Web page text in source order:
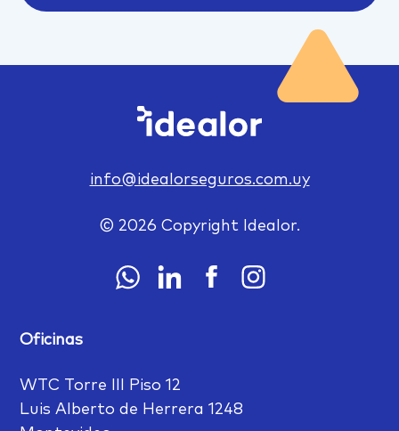
info@idealorseguros.com.uy
© 2026 Copyright Idealor.
Oficinas
WTC Torre III Piso 12
Luis Alberto de Herrera 1248